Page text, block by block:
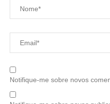
Notifique-me sobre novos